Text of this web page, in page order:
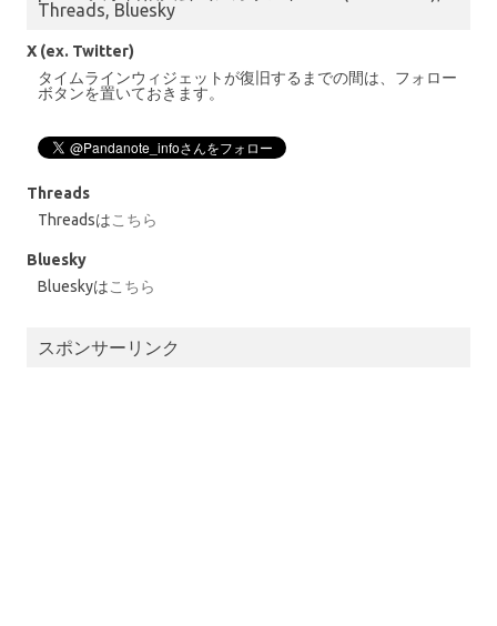
Threads, Bluesky
X (ex. Twitter)
タイムラインウィジェットが復旧するまでの間は、フォロー
ボタンを置いておきます。
Threads
Threadsはこちら
Bluesky
Blueskyはこちら
スポンサーリンク